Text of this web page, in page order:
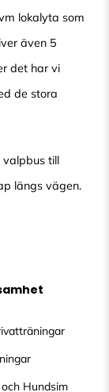
lokalyta som
även 5
det har vi
de stora
valpbus till
längs vägen.
Hundsim